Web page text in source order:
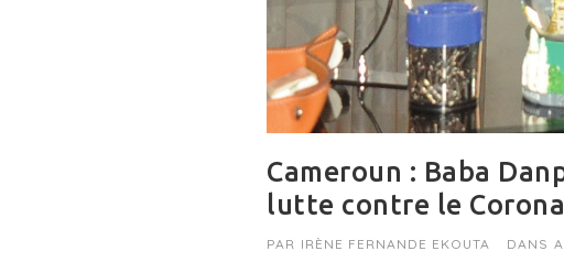
Cameroun : Baba
lutte contre le
PAR IRÈNE FERNANDE EKOUTA DANS